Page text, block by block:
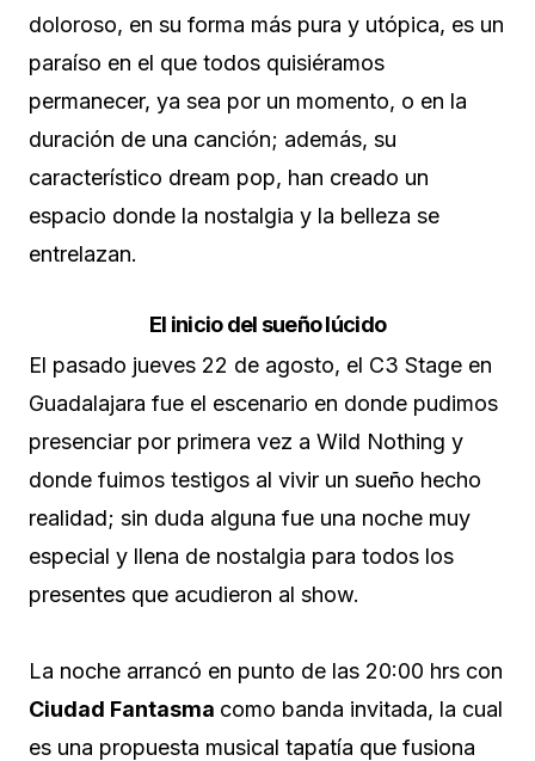
doloroso, en su forma más pura y utópica, es un
paraíso en el que todos quisiéramos
permanecer, ya sea por un momento, o en la
duración de una canción; además, su
característico dream pop, han creado un
espacio donde la nostalgia y la belleza se
entrelazan.
El inicio del sueño lúcido
El pasado jueves 22 de agosto, el C3 Stage en
Guadalajara fue el escenario en donde pudimos
presenciar por primera vez a Wild Nothing y
donde fuimos testigos al vivir un sueño hecho
realidad; sin duda alguna fue una noche muy
especial y llena de nostalgia para todos los
presentes que acudieron al show.
La noche arrancó en punto de las 20:00 hrs con
Ciudad Fantasma como banda invitada, la cual
es una propuesta musical tapatía que fusiona